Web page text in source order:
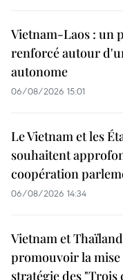
Vietnam-Laos : un
renforcé autour
autonome
06/08/2026 15:01
Le Vietnam et les
souhaitent
coopération
06/08/2026 14:34
Vietnam et
promouvoir la
stratégie des "Trois